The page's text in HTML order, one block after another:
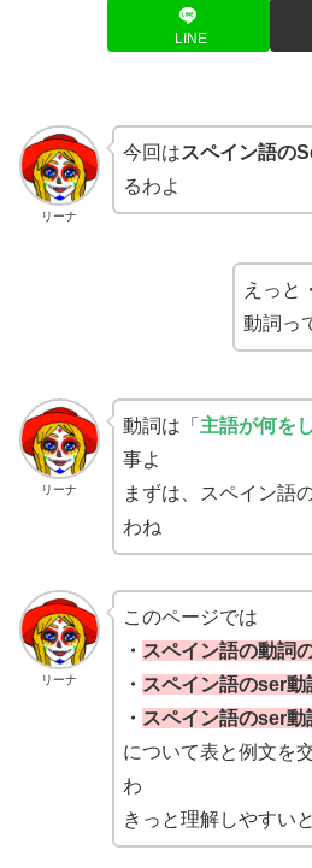
LINE
リーナ
今回はスペイン語の
るわよ
えっと
動詞っ
リーナ
動詞は「 主語が何を
事よ
まずは、スペイン語
わね
リーナ
このページでは
・ スペイン語の動詞
・ スペイン語のser動
・ スペイン語のser動
について表と例文を
わ
きっと理解しやすい